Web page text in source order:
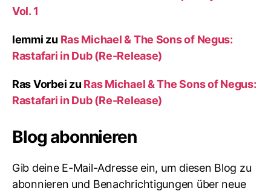
Vol. 1
lemmi zu Ras Michael & The Sons of Negus:
Rastafari in Dub (Re-Release)
Ras Vorbei zu Ras Michael & The Sons of Negus:
Rastafari in Dub (Re-Release)
Blog abonnieren
Gib deine E-Mail-Adresse ein, um diesen Blog zu
abonnieren und Benachrichtigungen über neue